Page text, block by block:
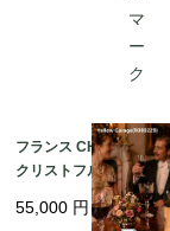
フランス CHRISTOFLE
クリストフル 銀製ワイ
ンボトルコースター “P
ATRICE”刻印
55,000 円